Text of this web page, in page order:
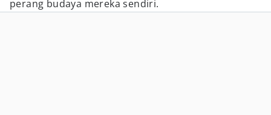
perang budaya mereka sendiri.